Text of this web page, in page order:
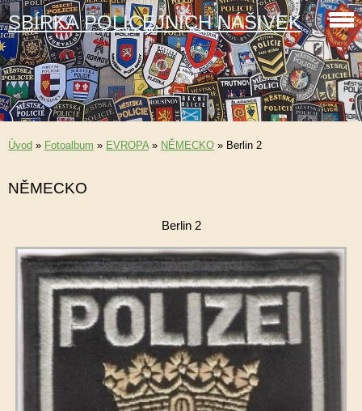
SBÍRKA POLICEJNÍCH NÁŠIVEK
Úvod » Fotoalbum » EVROPA» NĚMECKO » Berlin 2
NĚMECKO
Berlin 2